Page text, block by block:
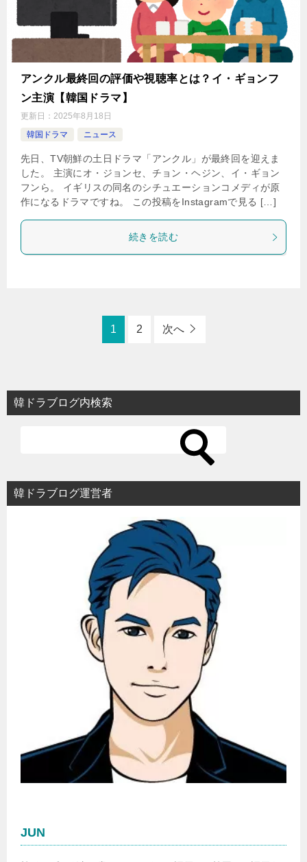
アンクル最終回の評価や視聴率とは？イ・ギョンフ
ン主演【韓国ドラマ】
更新日： 2025年8月18日
韓国ドラマ
ニュース
先日、TV朝鮮の土日ドラマ「アンクル」が最終回を迎えま
した。 主演にオ・ジョンセ、チョン・ヘジン、イ・ギョン
フンら。 イギリスの同名のシチュエーションコメディが原
作になるドラマですね。 この投稿をInstagramで見る […]
続きを読む
1 2 次へ
韓ドラブログ内検索
韓ドラブログ運営者
JUN